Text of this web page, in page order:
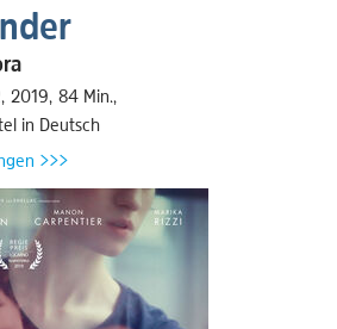
2019 84 Min.
in Deutsch
>>>